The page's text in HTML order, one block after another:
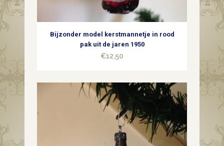
Bijzonder model kerstmannetje in rood
pak uit de jaren 1950
€12,50